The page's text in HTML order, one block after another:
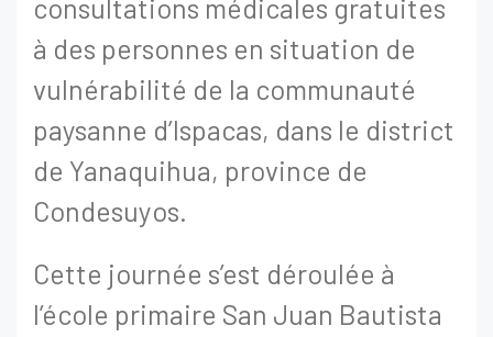
consultations médicales gratuites
à des personnes en situation de
vulnérabilité de la communauté
paysanne d’Ispacas, dans le district
de Yanaquihua, province de
Condesuyos.
Cette journée s’est déroulée à
l’école primaire San Juan Bautista